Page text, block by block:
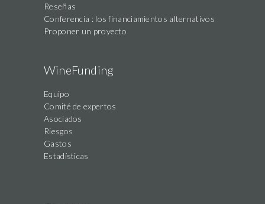
Reseñas
Conferencia : los financiamientos alternativos
Proponer un proyecto
WineFunding
Equipo
Comité de expertos
Asociados
Riesgos
Gastos
Estadísticas